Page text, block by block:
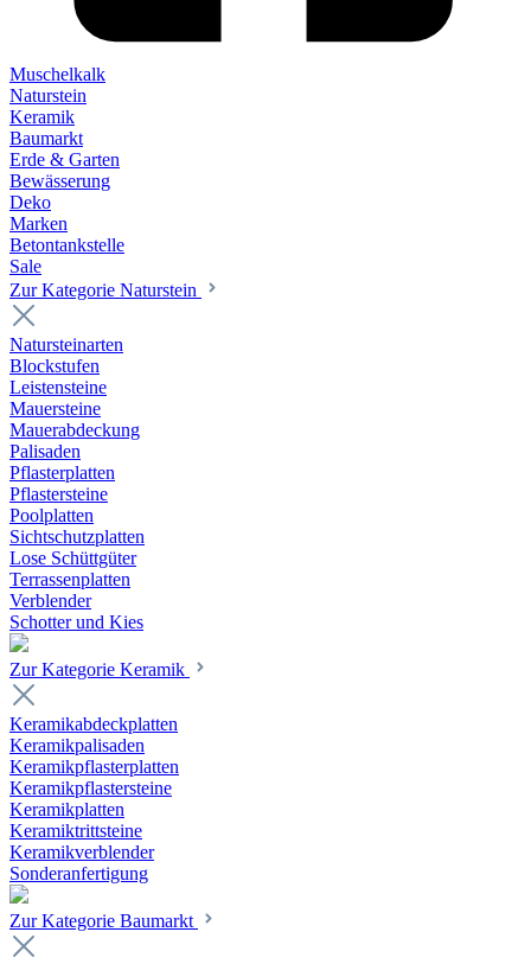
Muschelkalk
Naturstein
Keramik
Baumarkt
Erde & Garten
Bewässerung
Deko
Marken
Betontankstelle
Sale
Zur Kategorie Naturstein
Natursteinarten
Blockstufen
Leistensteine
Mauersteine
Mauerabdeckung
Palisaden
Pflasterplatten
Pflastersteine
Poolplatten
Sichtschutzplatten
Lose Schüttgüter
Terrassenplatten
Verblender
Schotter und Kies
Zur Kategorie Keramik
Keramikabdeckplatten
Keramikpalisaden
Keramikpflasterplatten
Keramikpflastersteine
Keramikplatten
Keramiktrittsteine
Keramikverblender
Sonderanfertigung
Zur Kategorie Baumarkt